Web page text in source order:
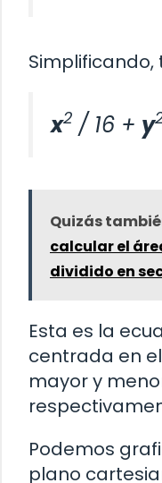
Simplificando,
x2 / 16 + y
Quizás
calcular el
dividido en
Esta es la
centrada en
mayor y
Podemos
plano